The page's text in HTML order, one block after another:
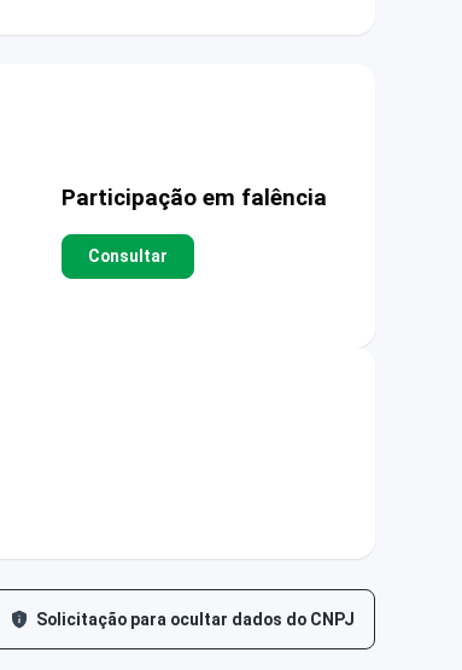
Participação em falência
Consultar
Solicitação para ocultar dados do CNPJ